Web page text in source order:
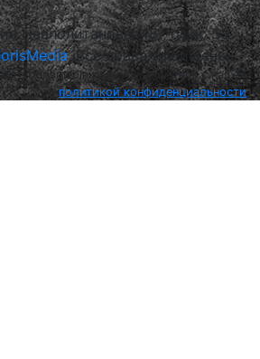
Неаполитанова, 48 , офис 53
, Все права защищены
borismedia.ru вы соглашетесь с нашей
политикой конфиденциальности